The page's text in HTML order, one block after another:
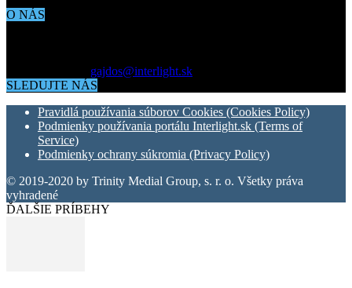
O NÁS
gajdos@interlight.sk
SLEDUJTE NÁS
Pravidlá používania súborov Cookies (Cookies Policy)
Podmienky používania portálu Interlight.sk (Terms of
Service)
Podmienky ochrany súkromia (Privacy Policy)
© 2019-2020 by Trinity Medial Group, s. r. o. Všetky práva
vyhradené
ĎALŠIE PRÍBEHY